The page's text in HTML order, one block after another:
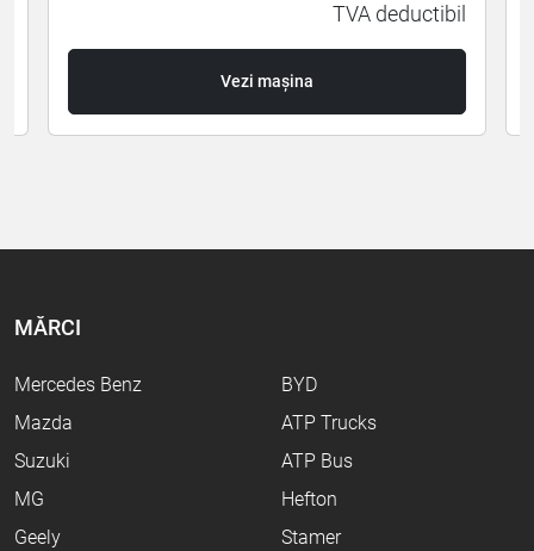
TVA deductibil
Vezi mașina
MĂRCI
Mercedes Benz
Mazda
Suzuki
MG
Geely
BYD
ATP Trucks
ATP Bus
Hefton
Stamer